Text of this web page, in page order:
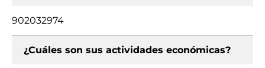
902032974
¿Cuáles son sus actividades económicas?